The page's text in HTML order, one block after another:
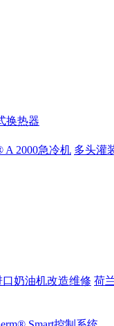
换热器
A 2000急冷机 多头灌
口奶油机改造维修 荷